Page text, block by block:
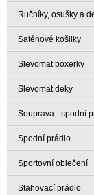
Ručníky, osušky a
Saténové košilky
Slevomat boxerky
Slevomat deky
Souprava - spodní
Spodní prádlo
Sportovní oblečení
Stahovací prádlo